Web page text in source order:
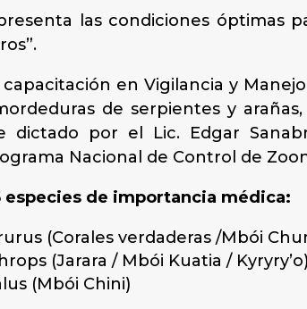
las condiciones óptimas
en Vigilancia y
de serpientes y
dictado por el Lic. Edgar
Nacional de Control de
especies de importancia médica:
(Corales verdaderas /Mbói
(Jarara / Mbói Kuatia / Kyryry’o)
(Mbói Chini)